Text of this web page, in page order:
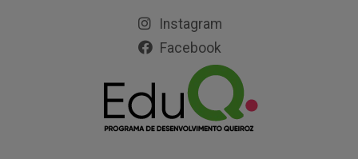
Instagram
Facebook